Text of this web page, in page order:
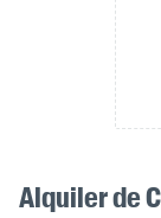
Alquiler de